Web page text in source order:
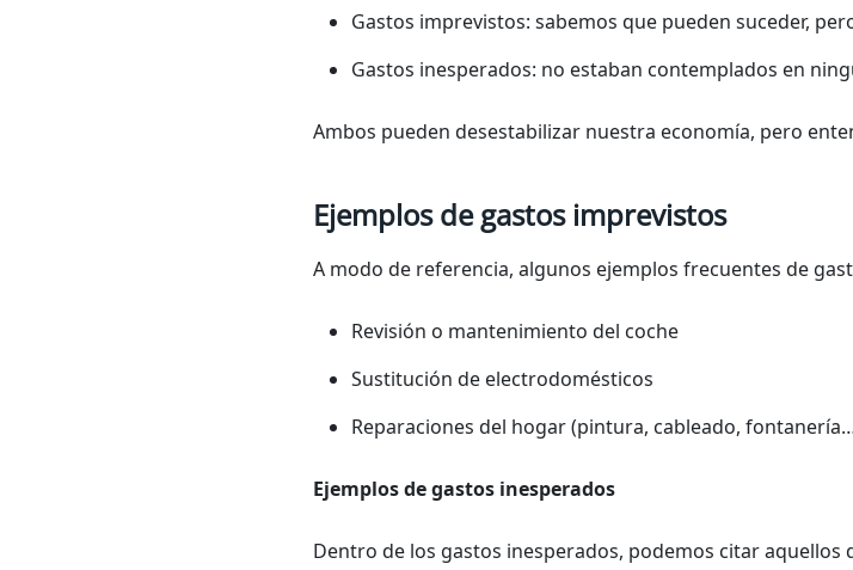
Gastos imprevistos: sabemos que pueden suceder,
Gastos inesperados: no estaban contemplados en
Ambos pueden desestabilizar nuestra economía, pero
Ejemplos de gastos imprevistos
A modo de referencia, algunos ejemplos frecuentes de
Revisión o mantenimiento del coche
Sustitución de electrodomésticos
Reparaciones del hogar (pintura, cableado,
Ejemplos de gastos inesperados
Dentro de los gastos inesperados, podemos citar aquellos